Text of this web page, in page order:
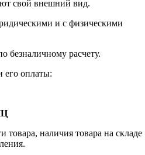
свой внешний вид.
и с физическими
безналичному расчету.
его оплаты:
товара, наличия товара на складе